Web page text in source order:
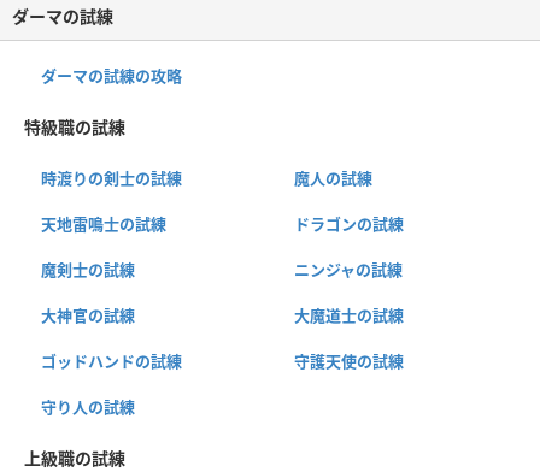
ダーマの試練
ダーマの試練の攻略
特級職の試練
時渡りの剣士の試練 魔人の試練
天地雷鳴士の試練 ドラゴンの試練
魔剣士の試練 ニンジャの試練
大神官の試練 大魔道士の試練
ゴッドハンドの試練 守護天使の試練
守り人の試練
上級職の試練